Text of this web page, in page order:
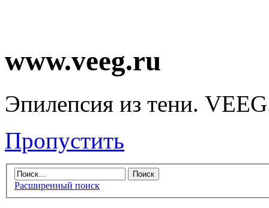
www.veeg.ru
Эпилепсия из тени.
Пропустить
Расширенный поиск